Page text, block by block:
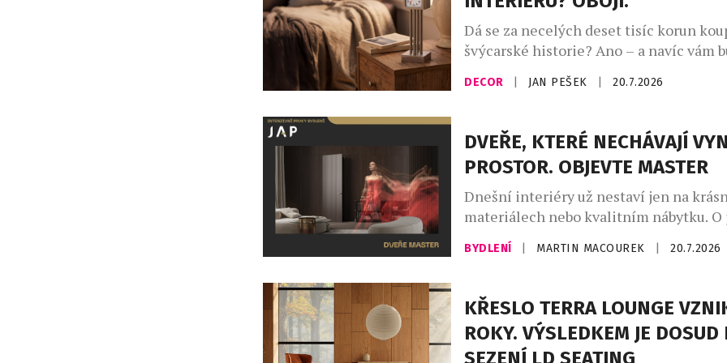
Dá se za necelých deset tisíc korun
švýcarské historie? Ano – a navíc vám
den ukazovat čas. Novinka Zurich
Clock – Miniature Edition od slavné
orientačních bodů curyšského hlavního
podoby stolního objektu, který
designového doplňku, sběratelského
DECOR JAN PEŠEK 20.7.2026
DVEŘE, KTERÉ NECHÁVAJÍ
PROSTOR. OBJEVTE MASTER
Dnešní interiéry už nestaví jen na
materiálech nebo kvalitním nábytku.
charakteru rozhodují především
které vytvářejí harmonický celek. Právě
že i dveře mohou být výrazným
prvkem. Díky provedení od podlahy až
čistému minimalistickému designu a
neomezeným možnostem povrchových
BYDLENÍ MARTIN MACOUREK 20.7.2026
KŘESLO TERRA LOUNGE
ROKY. VÝSLEDKEM JE DOSUD
SEZENÍ LD SEATING